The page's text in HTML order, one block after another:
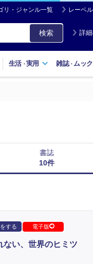
リ・ジャンル一覧 レーベ
検索 詳
生活・実用 雑誌・ ムック
書誌
10件
する 電子版
ない、世界のヒミツ